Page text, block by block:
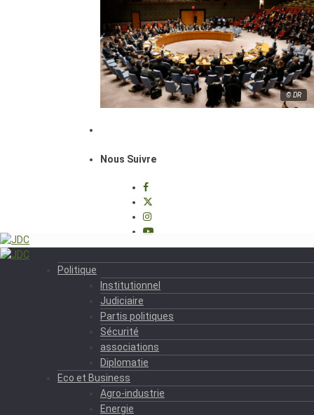
© DR
Nous Suivre
Politique
Institutionnel
Judiciaire
Partis politiques
Sécurité
associations
Diplomatie
Eco et Business
Agro-industrie
Energie